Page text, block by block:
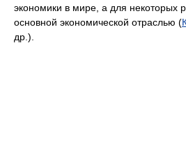
экономики в мире, а для некоторых
основной экономической отраслью (
др.).